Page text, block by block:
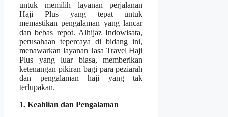
untuk memilih layanan perjalanan
Haji Plus yang tepat untuk
memastikan pengalaman yang lancar
dan bebas repot. Alhijaz Indowisata,
perusahaan tepercaya di bidang ini,
menawarkan layanan Jasa Travel Haji
Plus yang luar biasa, memberikan
ketenangan pikiran bagi para peziarah
dan pengalaman haji yang tak
terlupakan.
1. Keahlian dan Pengalaman